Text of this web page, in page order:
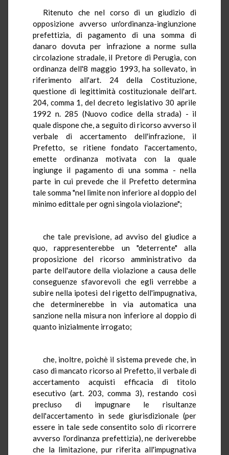
Ritenuto che nel corso di un giudizio di
opposizione avverso un'ordinanza-ingiunzione
prefettizia, di pagamento di una somma di
danaro dovuta per infrazione a norme sulla
circolazione stradale, il Pretore di Perugia, con
ordinanza dell'8 maggio 1993, ha sollevato, in
riferimento all'art. 24 della Costituzione,
questione di legittimità costituzionale dell'art.
204, comma 1, del decreto legislativo 30 aprile
1992 n. 285 (Nuovo codice della strada) - il
quale dispone che, a seguito di ricorso avverso il
verbale di accertamento dell'infrazione, il
Prefetto, se ritiene fondato l'accertamento,
emette ordinanza motivata con la quale
ingiunge il pagamento di una somma - nella
parte in cui prevede che il Prefetto determina
tale somma "nel limite non inferiore al doppio del
minimo edittale per ogni singola violazione";
che tale previsione, ad avviso del giudice a
quo, rappresenterebbe un "deterrente" alla
proposizione del ricorso amministrativo da
parte dell'autore della violazione a causa delle
conseguenze sfavorevoli che egli verrebbe a
subire nella ipotesi del rigetto dell'impugnativa,
che determinerebbe in via automatica una
sanzione nella misura non inferiore al doppio di
quanto inizialmente irrogato;
che, inoltre, poichè il sistema prevede che, in
caso di mancato ricorso al Prefetto, il verbale di
accertamento acquisti efficacia di titolo
esecutivo (art. 203, comma 3), restando così
precluso di impugnare le risultanze
dell'accertamento in sede giurisdizionale (per
essere in tale sede consentito solo di ricorrere
avverso l'ordinanza prefettizia), ne deriverebbe
che la limitazione, pur riferita all'impugnativa